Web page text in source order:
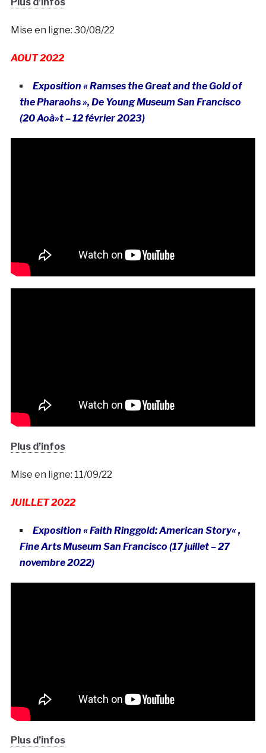
Mise en ligne: 30/08/22
AOUT 2022
Exposition « Ramses the Great and the Gold of
the Pharaohs », De Young Museum San Francisco
(20 Aoà»t – 12 février 2023)
Plus d’infos
Mise en ligne: 11/09/22
JUILLET 2022
Exposition « Faith Ringgold: American Story« ,
Fine Arts Museum San Francisco (17 juillet – 27
novembre 2022)
Plus d’infos